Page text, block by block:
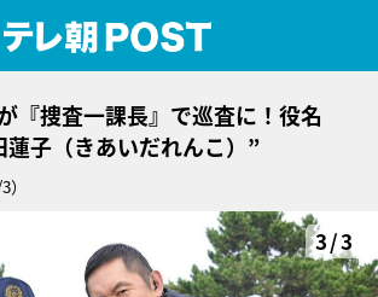
『捜査一課長』で巡査に！役名
蓮子（きあいだれんこ）”
3/3